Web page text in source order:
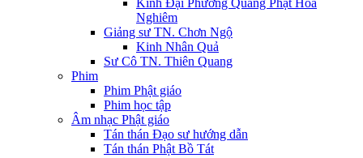
Kinh Đại Phương Quảng Phật Hoa
Nghiêm
Giảng sư TN. Chơn Ngộ
Kinh Nhân Quả
Sư Cô TN. Thiên Quang
Phim
Phim Phật giáo
Phim học tập
Âm nhạc Phật giáo
Tán thán Đạo sư hướng dẫn
Tán thán Phật Bồ Tát